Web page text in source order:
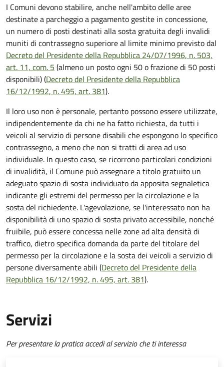
I Comuni devono stabilire, anche nell'ambito delle aree
destinate a parcheggio a pagamento gestite in concessione,
un numero di posti destinati alla sosta gratuita degli invalidi
muniti di contrassegno superiore al limite minimo previsto dal
Decreto del Presidente della Repubblica 24/07/1996, n. 503,
art. 11, com. 5 (almeno un posto ogni 50 o frazione di 50 posti
disponibili) (Decreto del Presidente della Repubblica
16/12/1992, n. 495, art. 381).
Il loro uso non è personale, pertanto possono essere utilizzate,
indipendentemente da chi ne ha fatto richiesta, da tutti i
veicoli al servizio di persone disabili che espongono lo specifico
contrassegno, a meno che non si tratti di area ad uso
individuale. In questo caso, se ricorrono particolari condizioni
di invalidità, il Comune può assegnare a titolo gratuito un
adeguato spazio di sosta individuato da apposita segnaletica
indicante gli estremi del permesso per la circolazione e la
sosta del richiedente. L'agevolazione, se l'interessato non ha
disponibilità di uno spazio di sosta privato accessibile, nonché
fruibile, può essere concessa nelle zone ad alta densità di
traffico, dietro specifica domanda da parte del titolare del
permesso per la circolazione e la sosta dei veicoli a servizio di
persone diversamente abili (Decreto del Presidente della
Repubblica 16/12/1992, n. 495, art. 381).
Servizi
Per presentare la pratica accedi al servizio che ti interessa